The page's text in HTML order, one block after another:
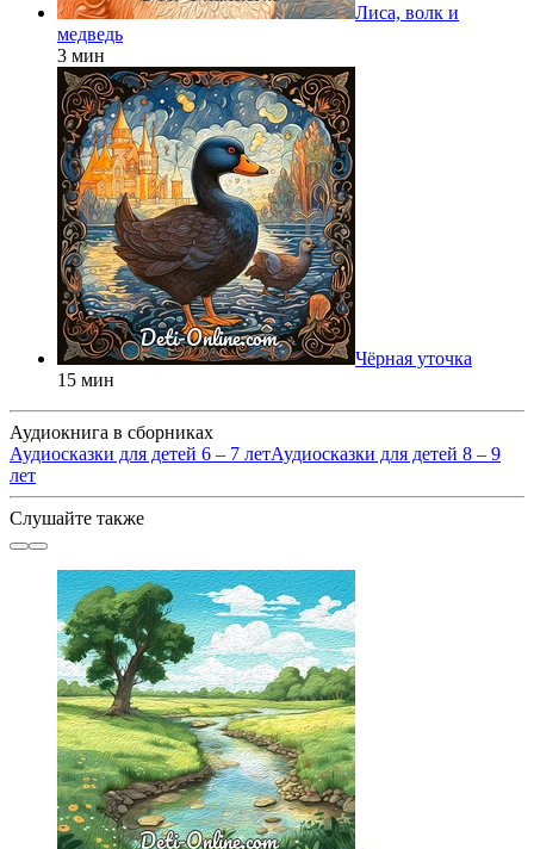
Лиса, волк и
медведь
3 мин
Чёрная уточка
15 мин
Аудиокнига в сборниках
Аудиосказки для детей 6 – 7 летАудиосказки для детей 8 – 9
лет
Слушайте также